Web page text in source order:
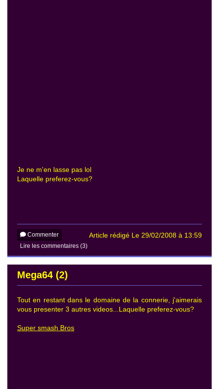
Je ne m'en lasse pas lol
Laquelle preferez-vous?
Article rédigé Le 29/02/2008 à 13:59
Commenter
Lire les commentaires (3)
Mega64 (2)
Tout en restant dans le domaine de la connerie, j'aimerais
vous presenter 3 autres videos...Laquelle preferez-vous?
Super smash Bros